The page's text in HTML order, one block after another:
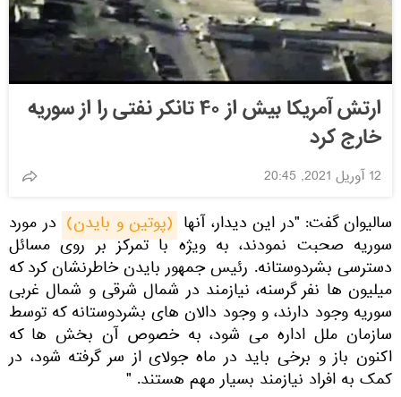
ارتش آمریكا بیش از ۴۰ تانكر نفتی را از سوریه
خارج كرد
12 آوریل 2021, 20:45
سالیوان گفت: "در این دیدار، آنها (پوتین و بایدن) در مورد
سوریه صحبت نمودند، به ویژه با تمرکز بر روی مسائل
دسترسی بشردوستانه. رئیس جمهور بایدن خاطرنشان کرد که
میلیون ها نفر گرسنه، نیازمند در شمال شرقی و شمال غربی
سوریه وجود دارند، و وجود دالان های بشردوستانه که توسط
سازمان ملل اداره می شود، به خصوص آن بخش ها که
اکنون باز و برخی باید در ماه جولای از سر گرفته شود، در
کمک به افراد نیازمند بسیار مهم هستند. "